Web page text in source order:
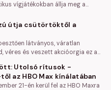
vígjátékokban állja meg a
útja csütörtöktől a
látványos, váratlan
véres és veszett akcióorgia ez a
Utolsó rítusok -
az HBO Max kínálatában
21-én kerül fel az HBO Maxra